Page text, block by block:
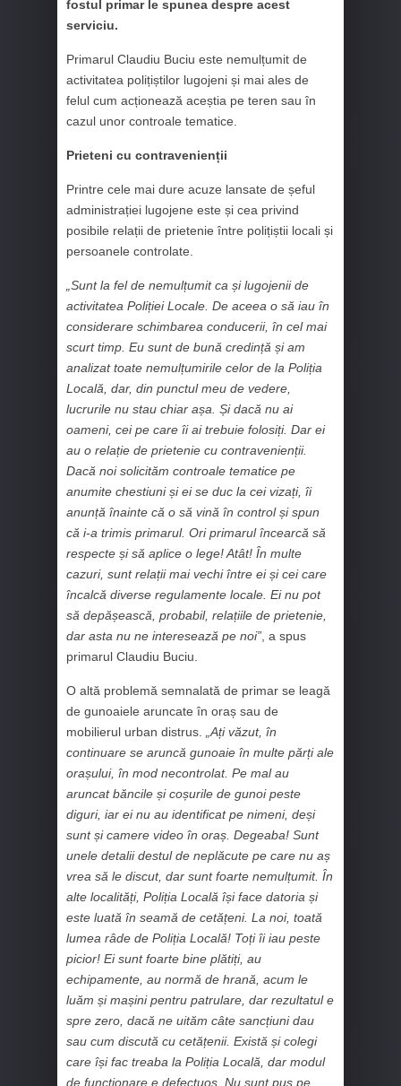
fostul primar le spunea despre acest
serviciu.
Primarul Claudiu Buciu este nemulțumit de
activitatea polițiștilor lugojeni și mai ales de
felul cum acționează aceștia pe teren sau în
cazul unor controale tematice.
Prieteni cu contravenienții
Printre cele mai dure acuze lansate de șeful
administrației lugojene este și cea privind
posibile relații de prietenie între polițiștii locali și
persoanele controlate.
„Sunt la fel de nemulțumit ca și lugojenii de
activitatea Poliției Locale. De aceea o să iau în
considerare schimbarea conducerii, în cel mai
scurt timp. Eu sunt de bună credință și am
analizat toate nemulțumirile celor de la Poliția
Locală, dar, din punctul meu de vedere,
lucrurile nu stau chiar așa. Și dacă nu ai
oameni, cei pe care îi ai trebuie folosiți. Dar ei
au o relație de prietenie cu contravenienții.
Dacă noi solicităm controale tematice pe
anumite chestiuni și ei se duc la cei vizați, îi
anunță înainte că o să vină în control și spun
că i-a trimis primarul. Ori primarul încearcă să
respecte și să aplice o lege! Atât! În multe
cazuri, sunt relații mai vechi între ei și cei care
încalcă diverse regulamente locale. Ei nu pot
să depășească, probabil, relațiile de prietenie,
dar asta nu ne interesează pe noi”, a spus
primarul Claudiu Buciu.
O altă problemă semnalată de primar se leagă
de gunoaiele aruncate în oraș sau de
mobilierul urban distrus. „Ați văzut, în
continuare se aruncă gunoaie în multe părți ale
orașului, în mod necontrolat. Pe mal au
aruncat băncile și coșurile de gunoi peste
diguri, iar ei nu au identificat pe nimeni, deși
sunt și camere video în oraș. Degeaba! Sunt
unele detalii destul de neplăcute pe care nu aș
vrea să le discut, dar sunt foarte nemulțumit. În
alte localități, Poliția Locală își face datoria și
este luată în seamă de cetățeni. La noi, toată
lumea râde de Poliția Locală! Toți îi iau peste
picior! Ei sunt foarte bine plătiți, au
echipamente, au normă de hrană, acum le
luăm și mașini pentru patrulare, dar rezultatul e
spre zero, dacă ne uităm câte sancțiuni dau
sau cum discută cu cetățenii. Există și colegi
care își fac treaba la Poliția Locală, dar modul
de funcționare e defectuos. Nu sunt pus pe